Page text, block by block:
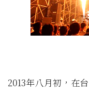
2013年八月初，在